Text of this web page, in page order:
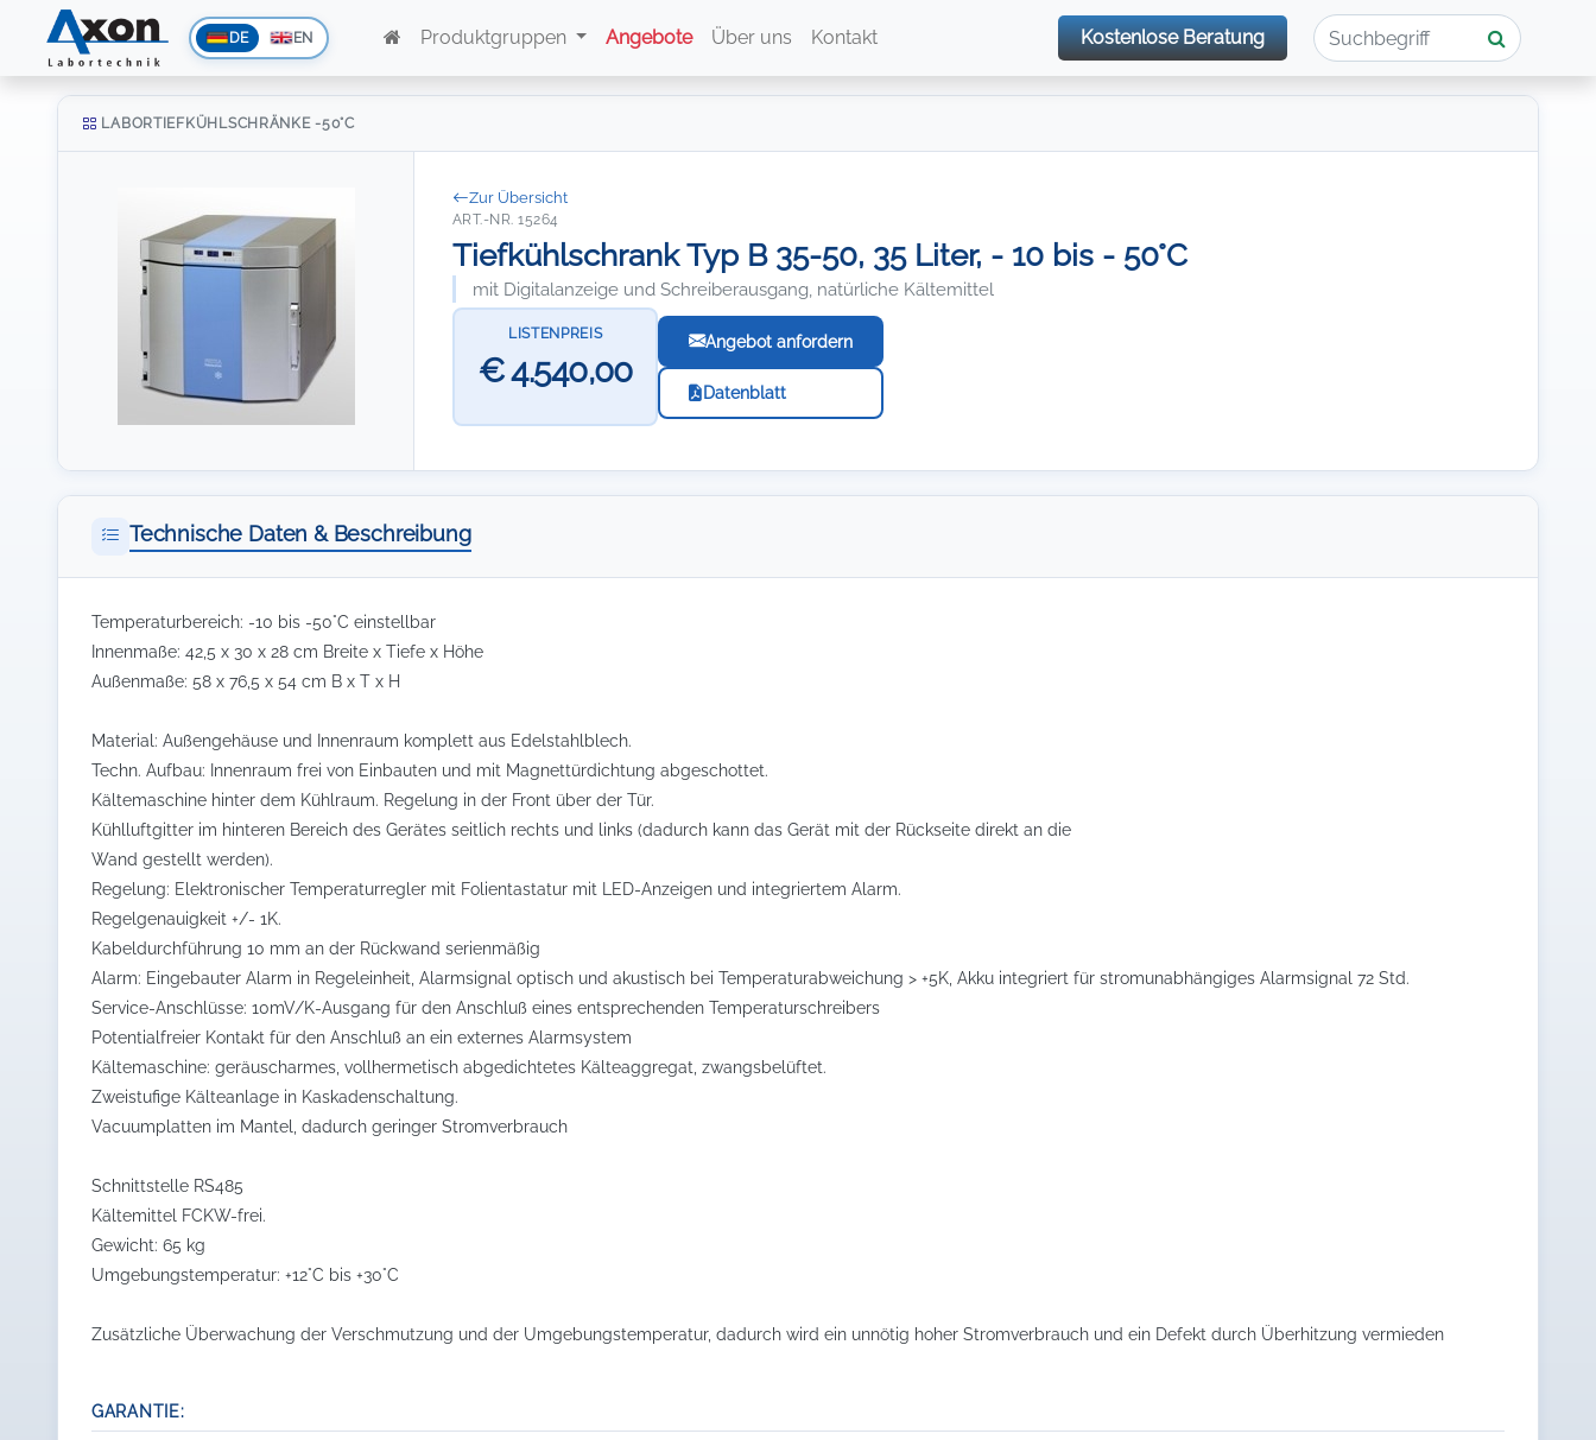
DE EN Produktgruppen Angebote Über uns Kontakt Kostenlose Beratung
LABORTIEFKÜHLSCHRÄNKE -50°C
Zur Übersicht
ART.-NR. 15264
Tiefkühlschrank Typ B 35-50, 35 Liter, - 10 bis - 50°C
mit Digitalanzeige und Schreiberausgang, natürliche Kältemittel
LISTENPREIS
€ 4.540,00
Angebot anfordern
Datenblatt
Technische Daten & Beschreibung
Temperaturbereich: -10 bis -50°C einstellbar
Innenmaße: 42,5 x 30 x 28 cm Breite x Tiefe x Höhe
Außenmaße: 58 x 76,5 x 54 cm B x T x H
Material: Außengehäuse und Innenraum komplett aus Edelstahlblech.
Techn. Aufbau: Innenraum frei von Einbauten und mit Magnettürdichtung abgeschottet.
Kältemaschine hinter dem Kühlraum. Regelung in der Front über der Tür.
Kühlluftgitter im hinteren Bereich des Gerätes seitlich rechts und links (dadurch kann das Gerät mit der Rückseite direkt an die
Wand gestellt werden).
Regelung: Elektronischer Temperaturregler mit Folientastatur mit LED-Anzeigen und integriertem Alarm.
Regelgenauigkeit +/- 1K.
Kabeldurchführung 10 mm an der Rückwand serienmäßig
Alarm: Eingebauter Alarm in Regeleinheit, Alarmsignal optisch und akustisch bei Temperaturabweichung > +5K, Akku integriert für stromunabhängiges Alarmsignal 72 Std.
Service-Anschlüsse: 10mV/K-Ausgang für den Anschluß eines entsprechenden Temperaturschreibers
Potentialfreier Kontakt für den Anschluß an ein externes Alarmsystem
Kältemaschine: geräuscharmes, vollhermetisch abgedichtetes Kälteaggregat, zwangsbelüftet.
Zweistufige Kälteanlage in Kaskadenschaltung.
Vacuumplatten im Mantel, dadurch geringer Stromverbrauch
Schnittstelle RS485
Kältemittel FCKW-frei.
Gewicht: 65 kg
Umgebungstemperatur: +12°C bis +30°C
Zusätzliche Überwachung der Verschmutzung und der Umgebungstemperatur, dadurch wird ein unnötig hoher Stromverbrauch und ein Defekt durch Überhitzung vermieden
GARANTIE: